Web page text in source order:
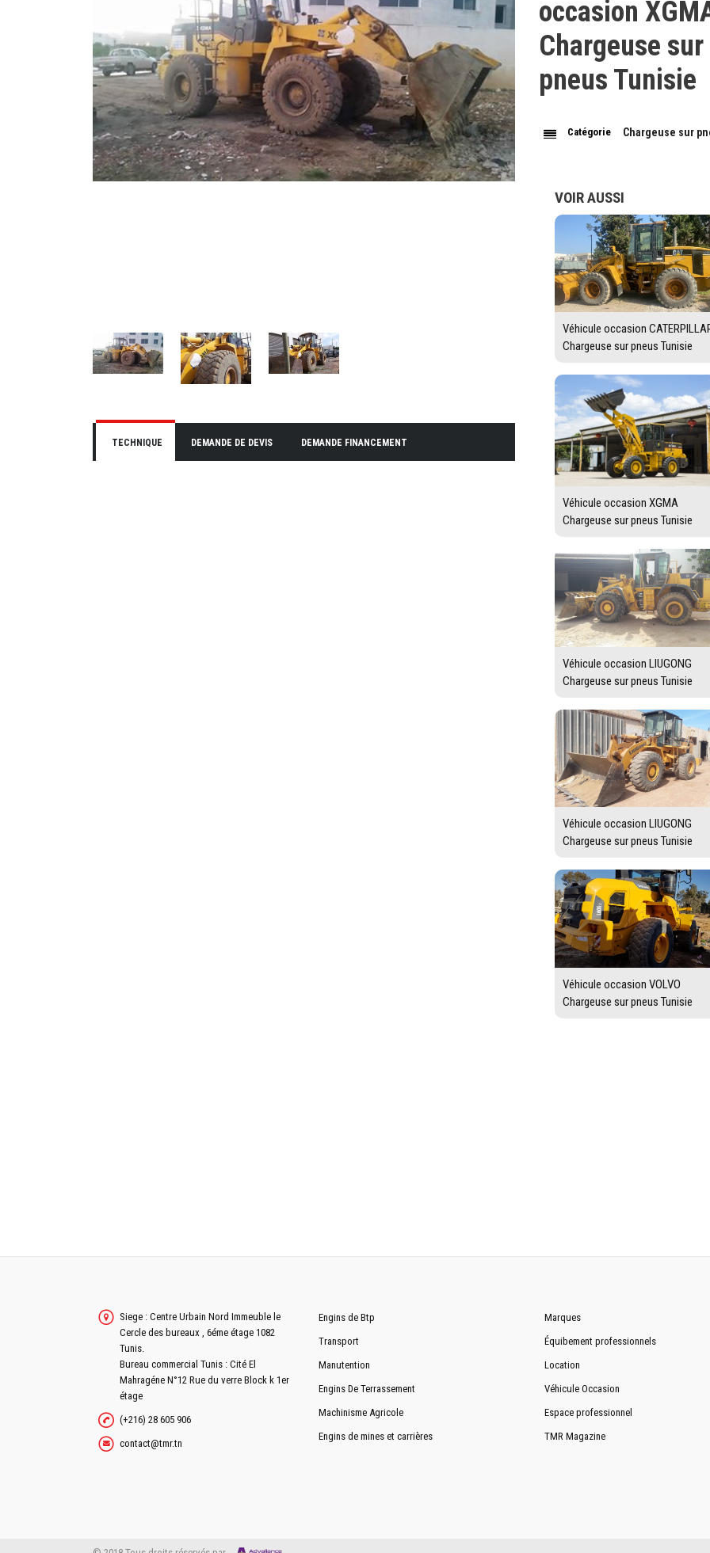
TECHNIQUE DEMANDE DE DEVIS DEMANDE FINANCEMENT
occasion
Chargeuse sur
pneus Tunisie
Catégorie Chargeuse sur
VOIR AUSSI
Véhicule occasion
Chargeuse sur pneus Tunisie
Véhicule occasion XGMA
Chargeuse sur pneus Tunisie
Véhicule occasion LIUGONG
Chargeuse sur pneus Tunisie
Véhicule occasion LIUGONG
Chargeuse sur pneus Tunisie
Véhicule occasion VOLVO
Chargeuse sur pneus Tunisie
Siege : Centre Urbain Nord Immeuble le
Cercle des bureaux , 6éme étage 1082
Tunis.
Bureau commercial Tunis : Cité El
Mahragéne N°12 Rue du verre Block k 1er
étage
(+216) 28 605 906
contact@tmr.tn
Engins de Btp
Transport
Manutention
Engins De Terrassement
Machinisme Agricole
Engins de mines et carrières
Marques
Équibement professionnels
Location
Véhicule Occasion
Espace professionnel
TMR Magazine